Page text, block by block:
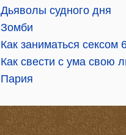
Дьяволы судного дня
Зомби
Как заниматься сексом
Как свести с ума свою
Пария